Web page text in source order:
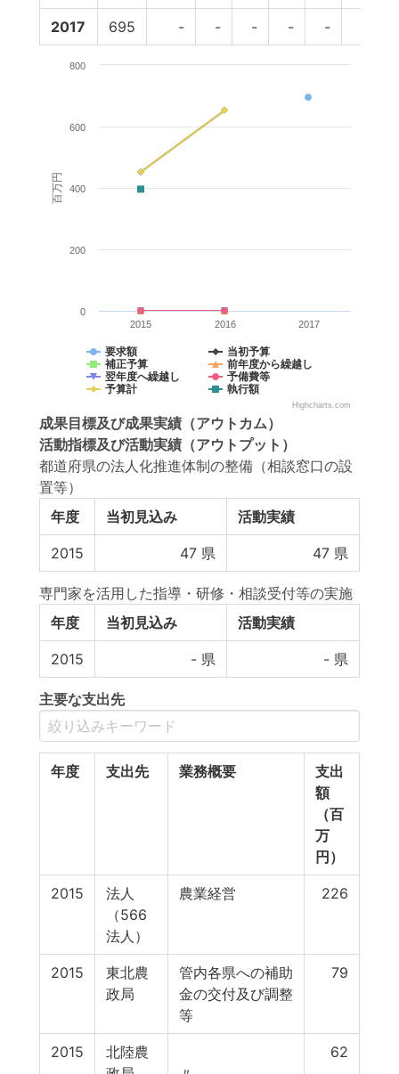
2017 695 - - - - -
百万円
要求額
当初予算
補正予算
前年度から繰越し
翌年度へ繰越し
予備費等
予算計
執行額
2015 2016 2017
0
200
400
600
800
Highcharts.com
成果目標及び成果実績 （アウトカム）
活動指標及び活動実績 （アウトプット）
都道府県の法人化推進体制の整備（相談窓口の設
置等）
年度
当初見込み 活動実績
2015 47 県 47 県
専門家を活用した指導・研修・相談受付等の実施
年度
当初見込み 活動実績
2015 - 県 - 県
主要な支出先
年度 支出先 業務概要
支出
額
（百
万
円）
2015
法人
（566
法人）
農業経営 226
2015
東北農
政局
管内各県への補助
金の交付及び調整
等
79
2015
北陸農
62